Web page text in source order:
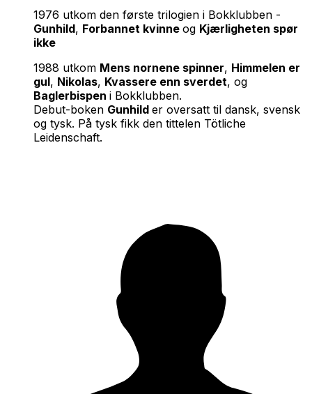
1976 utkom den første trilogien i Bokklubben -
Gunhild, Forbannet kvinne og Kjærligheten spør
ikke
1988 utkom Mens nornene spinner, Himmelen er
gul, Nikolas, Kvassere enn sverdet, og
Baglerbispen i Bokklubben.
Debut-boken Gunhild er oversatt til dansk, svensk
og tysk. På tysk fikk den tittelen Tötliche
Leidenschaft.